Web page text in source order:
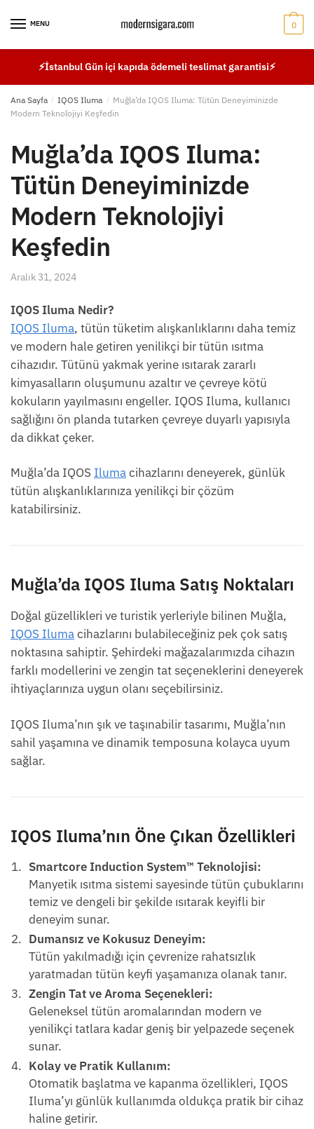
MENU 0
⚡İstanbul Gün içi kapıda ödemeli teslimat garantisi⚡
Ana Sayfa / IQOS Iluma / Muğla’da IQOS Iluma: Tütün Deneyiminizde
Modern Teknolojiyi Keşfedin
Muğla’da IQOS Iluma:
Tütün Deneyiminizde
Modern Teknolojiyi
Keşfedin
Aralık 31, 2024
IQOS Iluma Nedir?
IQOS Iluma, tütün tüketim alışkanlıklarını daha temiz
ve modern hale getiren yenilikçi bir tütün ısıtma
cihazıdır. Tütünü yakmak yerine ısıtarak zararlı
kimyasalların oluşumunu azaltır ve çevreye kötü
kokuların yayılmasını engeller. IQOS Iluma, kullanıcı
sağlığını ön planda tutarken çevreye duyarlı yapısıyla
da dikkat çeker.
Muğla’da IQOS Ilumacihazlarını deneyerek, günlük
tütün alışkanlıklarınıza yenilikçi bir çözüm
katabilirsiniz.
Muğla’da IQOS Iluma Satış Noktaları
Doğal güzellikleri ve turistik yerleriyle bilinen Muğla,
IQOS Ilumacihazlarını bulabileceğiniz pek çok satış
noktasına sahiptir. Şehirdeki mağazalarımızda cihazın
farklı modellerini ve zengin tat seçeneklerini deneyerek
ihtiyaçlarınıza uygun olanı seçebilirsiniz.
IQOS Iluma’nın şık ve taşınabilir tasarımı, Muğla’nın
sahil yaşamına ve dinamik temposuna kolayca uyum
sağlar.
IQOS Iluma’nın Öne Çıkan Özellikleri
Smartcore Induction System™ Teknolojisi:
Manyetik ısıtma sistemi sayesinde tütün çubuklarını
temiz ve dengeli bir şekilde ısıtarak keyifli bir
deneyim sunar.
Dumansız ve Kokusuz Deneyim:
Tütün yakılmadığı için çevrenize rahatsızlık
yaratmadan tütün keyfi yaşamanıza olanak tanır.
Zengin Tat ve Aroma Seçenekleri:
Geleneksel tütün aromalarından modern ve
yenilikçi tatlara kadar geniş bir yelpazede seçenek
sunar.
Kolay ve Pratik Kullanım:
Otomatik başlatma ve kapanma özellikleri, IQOS
Iluma’yı günlük kullanımda oldukça pratik bir cihaz
haline getirir.